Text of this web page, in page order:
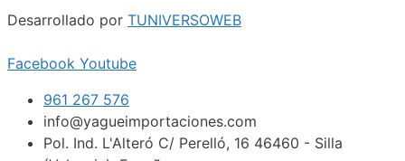
Desarrollado por TUNIVERSOWEB
Facebook Youtube
961 267 576
info@yagueimportaciones.com
Pol. Ind. L'Alteró C/ Perelló, 16 46460 - Silla